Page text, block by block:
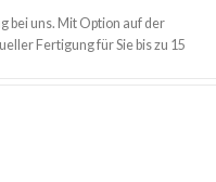
bei uns. Mit Option auf der
Fertigung für Sie bis zu 15